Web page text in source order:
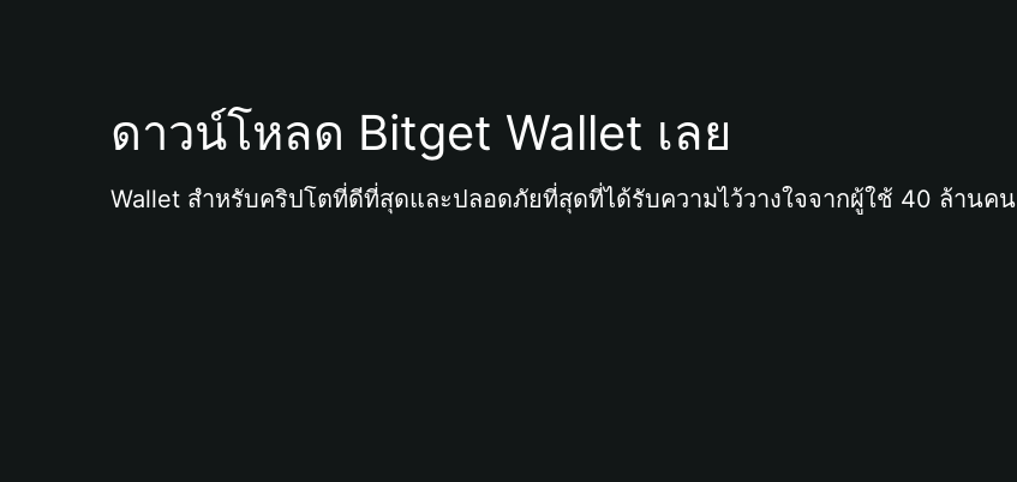
ดาวน์โหลด Bitget Wallet เลย
Wallet สำหรับคริปโตที่ดีที่สุดและปลอดภัยที่สุดที่ได้รับความไว้วางใจจากผู้ใช้ 40 ล้านคน